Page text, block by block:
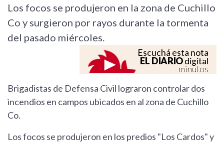
Los focos se produjeron en la zona de Cuchillo
Co y surgieron por rayos durante la tormenta
del pasado miércoles.
Escuchá esta nota
EL DIARIOdigital
minutos
Brigadistas de Defensa Civil lograron controlar dos
incendios en campos ubicados en al zona de Cuchillo
Co.
Los focos se produjeron en los predios "Los Cardos" y